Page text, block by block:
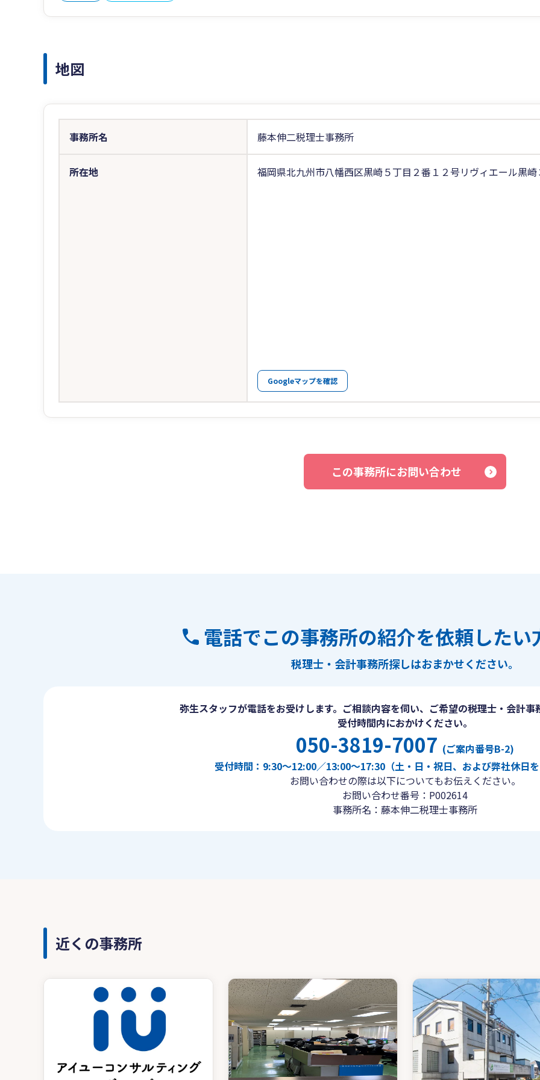
地図
事務所名 藤本伸二税理士事務所
所在地 福岡県北九州市八幡西区黒崎５丁目２番１２号リヴィエール黒
Googleマップを確認
この事務所にお問い合わせ
電話でこの事務所の紹介を依頼したい
税理士・会計事務所探しはおまかせください。
弥生スタッフが電話をお受けします。ご相談内容を伺い、ご希望の税理士・会計事
受付時間内におかけください。
050-3819-7007 (ご案内番号B-2)
受付時間：9:30〜12:00／13:00〜17:30（土・日・祝日、および弊社休日
お問い合わせの際は以下についてもお伝えください。
お問い合わせ番号：P002614
事務所名：藤本伸二税理士事務所
近くの事務所